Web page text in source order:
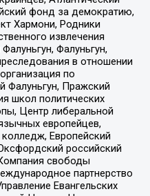
фонд за демократию,
Хармони, Родники
извлечения
Фалуньгун,
в отношении
по
Фалуньгун, Пражский
школ политических
Центр либеральной
европейцев,
Европейский
российский
свободы
партнерство
Евангельских